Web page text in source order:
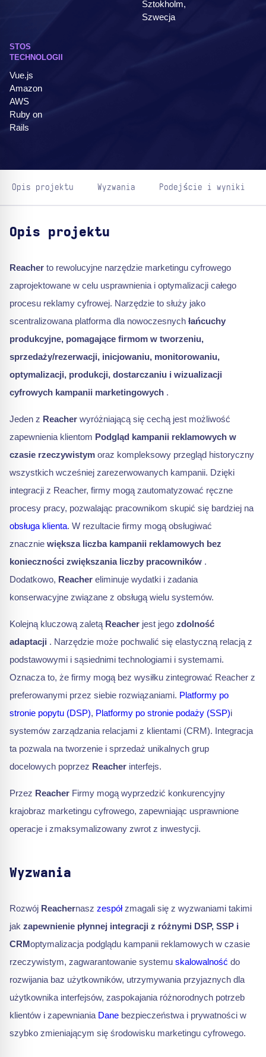
Sztokholm,
Szwecja
STOS
TECHNOLOGII
Vue.js
Amazon
AWS
Ruby on
Rails
Opis projektu Wyzwania Podejście i wyniki
Opis projektu
Reacher to rewolucyjne narzędzie marketingu cyfrowego
zaprojektowane w celu usprawnienia i optymalizacji całego
procesu reklamy cyfrowej. Narzędzie to służy jako
scentralizowana platforma dla nowoczesnych łańcuchy
produkcyjne, pomagające firmom w tworzeniu,
sprzedaży/rezerwacji, inicjowaniu, monitorowaniu,
optymalizacji, produkcji, dostarczaniu i wizualizacji
cyfrowych kampanii marketingowych .
Jeden z Reacher wyróżniającą się cechą jest możliwość
zapewnienia klientom Podgląd kampanii reklamowych w
czasie rzeczywistym oraz kompleksowy przegląd historyczny
wszystkich wcześniej zarezerwowanych kampanii. Dzięki
integracji z Reacher, firmy mogą zautomatyzować ręczne
procesy pracy, pozwalając pracownikom skupić się bardziej na
obsługa klienta. W rezultacie firmy mogą obsługiwać
znacznie większa liczba kampanii reklamowych bez
konieczności zwiększania liczby pracowników .
Dodatkowo, Reacher eliminuje wydatki i zadania
konserwacyjne związane z obsługą wielu systemów.
Kolejną kluczową zaletą Reacher jest jego zdolność
adaptacji . Narzędzie może pochwalić się elastyczną relacją z
podstawowymi i sąsiednimi technologiami i systemami.
Oznacza to, że firmy mogą bez wysiłku zintegrować Reacher z
preferowanymi przez siebie rozwiązaniami. Platformy po
stronie popytu (DSP), Platformy po stronie podaży (SSP)i
systemów zarządzania relacjami z klientami (CRM). Integracja
ta pozwala na tworzenie i sprzedaż unikalnych grup
docelowych poprzez Reacher interfejs.
Przez Reacher Firmy mogą wyprzedzić konkurencyjny
krajobraz marketingu cyfrowego, zapewniając usprawnione
operacje i zmaksymalizowany zwrot z inwestycji.
Wyzwania
Rozwój Reachernasz zespółzmagali się z wyzwaniami takimi
jak zapewnienie płynnej integracji z różnymi DSP, SSP i
CRMoptymalizacja podglądu kampanii reklamowych w czasie
rzeczywistym, zagwarantowanie systemu skalowalność do
rozwijania baz użytkowników, utrzymywania przyjaznych dla
użytkownika interfejsów, zaspokajania różnorodnych potrzeb
klientów i zapewniania Dane bezpieczeństwa i prywatności w
szybko zmieniającym się środowisku marketingu cyfrowego.